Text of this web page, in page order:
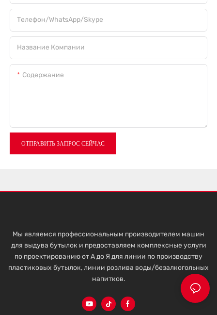
Телефон/WhatsApp/Skype
Название Компании
Содержание
ОТПРАВИТЬ ЗАПРОС СЕЙЧАС
Мы являемся профессиональным производителем машин
для выдува бутылок и предоставляем комплексные услуги
по проектированию от А до Я для линии по производству
пластиковых бутылок, линии розлива воды/безалкогольных
напитков.